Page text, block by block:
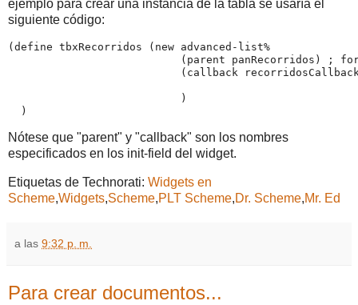
ejemplo para crear una instancia de la tabla se usaría el
siguiente código:
(define tbxRecorridos (new advanced-list%
(parent panRecorridos) ;
(callback
                           )
  )
Nótese que "parent" y "callback" son los nombres
especificados en los init-field del widget.
Etiquetas de Technorati: Widgets en
Scheme,Widgets,Scheme,PLT Scheme,Dr. Scheme,Mr. Ed
a las 9:32 p. m.
Para crear documentos...